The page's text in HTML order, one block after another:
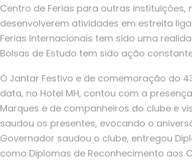
Centro de Ferias para outras
desenvolverem atividades em estreita
Ferias Internacionais tem sido uma
Bolsas de Estudo tem sido ação
O Jantar Festivo e de comemoração do
data, no Hotel MH, contou com a
Marques e de companheiros do clube e
saudou os presentes, evocando o
Governador saudou o clube, entregou
como Diplomas de Reconhecimento aos